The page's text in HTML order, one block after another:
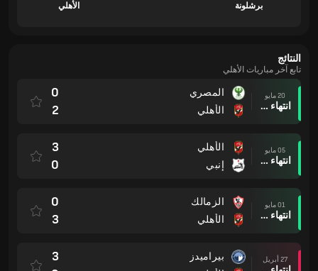
برشلونة
الأهلي
النتائج
تابع آخر مباريات الأهلي
20 مايو
انتهاء وقت المباراة
المصري
الأهلي
0
2
05 مايو
انتهاء وقت المباراة
الأهلي
إنبي
3
0
01 مايو
انتهاء وقت المباراة
الزمالك
الأهلي
0
3
27 أبريل
بيراميدز
3